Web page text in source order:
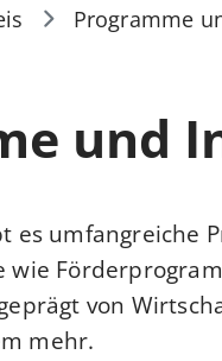
Programme
und
es umfangreiche
wie
von
mehr.